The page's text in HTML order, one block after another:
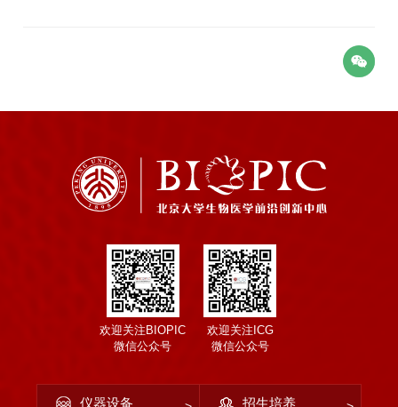
欢迎关注BIOPIC
微信公众号
欢迎关注ICG
微信公众号
仪器设备 招生培养